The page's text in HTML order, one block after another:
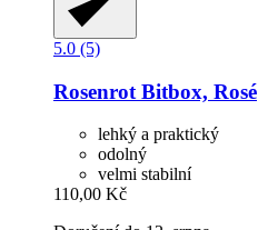
5.0 (5)
Rosenrot Bitbox, Rosé
lehký a praktický
odolný
velmi stabilní
110,00 Kč